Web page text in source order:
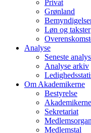
Privat
Grønland
Løn og takster
Analyse
Seneste
Analyse arkiv
Om Akademikerne
Bestyrelse
Sekretariat
Medlemstal